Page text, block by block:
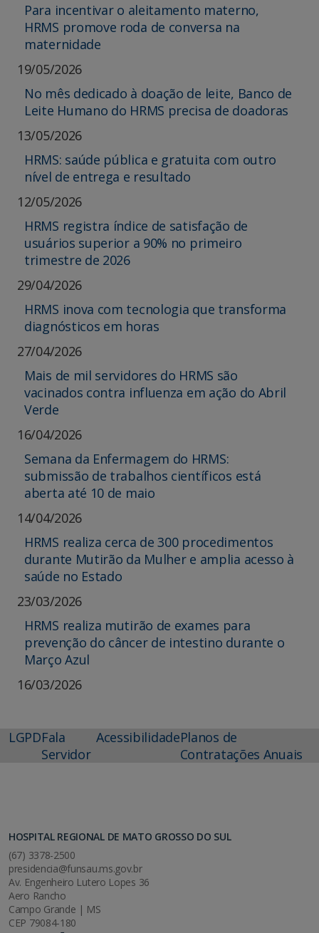
Para incentivar o aleitamento materno,
HRMS promove roda de conversa na
maternidade
19/05/2026
No mês dedicado à doação de leite, Banco de
Leite Humano do HRMS precisa de doadoras
13/05/2026
HRMS: saúde pública e gratuita com outro
nível de entrega e resultado
12/05/2026
HRMS registra índice de satisfação de
usuários superior a 90% no primeiro
trimestre de 2026
29/04/2026
HRMS inova com tecnologia que transforma
diagnósticos em horas
27/04/2026
Mais de mil servidores do HRMS são
vacinados contra influenza em ação do Abril
Verde
16/04/2026
Semana da Enfermagem do HRMS:
submissão de trabalhos científicos está
aberta até 10 de maio
14/04/2026
HRMS realiza cerca de 300 procedimentos
durante Mutirão da Mulher e amplia acesso à
saúde no Estado
23/03/2026
HRMS realiza mutirão de exames para
prevenção do câncer de intestino durante o
Março Azul
16/03/2026
LGPDFala
Servidor
AcessibilidadePlanos de
Contratações Anuais
HOSPITAL REGIONAL DE MATO GROSSO DO SUL
(67) 3378-2500
presidencia@funsau.ms.gov.br
Av. Engenheiro Lutero Lopes 36
Aero Rancho
Campo Grande | MS
CEP 79084-180